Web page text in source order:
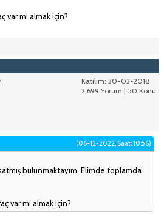
var mı almak için?
Katılım: 30-03-2018
2,699 Yorum | 50 Konu
(06-12-2022, Saat: 10:56)
satmış bulunmaktayım. Elimde toplamda
var mı almak için?